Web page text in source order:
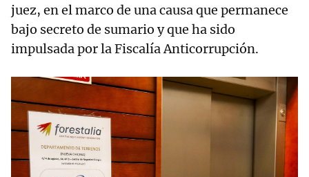
juez, en el marco de una causa que permanece
bajo secreto de sumario y que ha sido
impulsada por la Fiscalía Anticorrupción.